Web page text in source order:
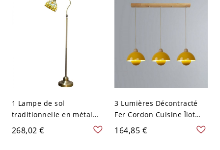
grand, blanc-jaune
1 Lampe de sol
traditionnelle en métal
léger avec abat-jour en
verre de couleur citron et
268,02 €
3 Lumières Décontracté
Fer Cordon Cuisine Îlot
Pendentif avec Abat-jour
Jaune, 110V-120V, Jaune
164,85 €